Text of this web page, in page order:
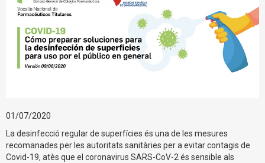
01/07/2020
La desinfecció regular de superfícies és una de les mesures
recomanades per les autoritats sanitàries per a evitar contagis de
Covid-19, atès que el coronavirus SARS-CoV-2 és sensible als